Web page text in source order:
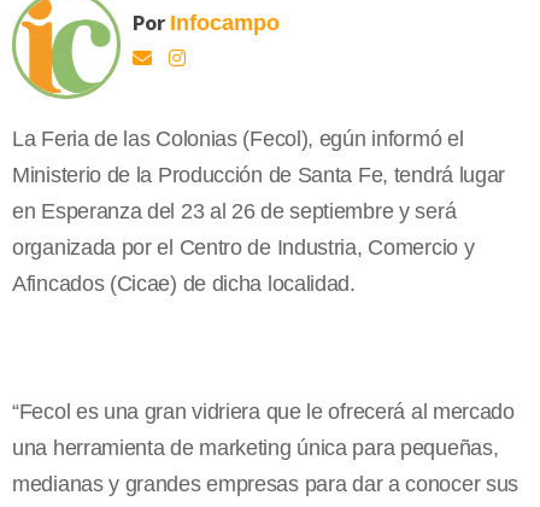
Por Infocampo
La Feria de las Colonias (Fecol), egún informó el
Ministerio de la Producción de Santa Fe, tendrá lugar
en Esperanza del 23 al 26 de septiembre y será
organizada por el Centro de Industria, Comercio y
Afincados (Cicae) de dicha localidad.
“Fecol es una gran vidriera que le ofrecerá al mercado
una herramienta de marketing única para pequeñas,
medianas y grandes empresas para dar a conocer sus